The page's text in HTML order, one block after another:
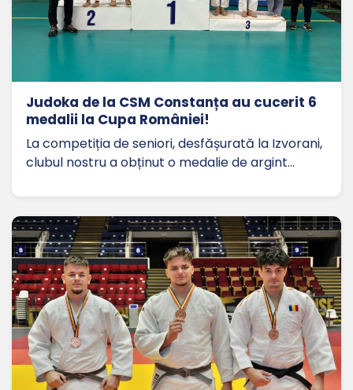
Judoka de la CSM Constanța au cucerit 6
medalii la Cupa României!
La competiția de seniori, desfășurată la Izvorani,
clubul nostru a obținut o medalie de argint…